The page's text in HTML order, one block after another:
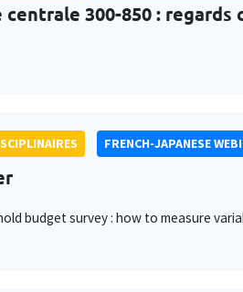
centrale 300-850 :
FRENCH-JAPANESE
budget survey : how to measure